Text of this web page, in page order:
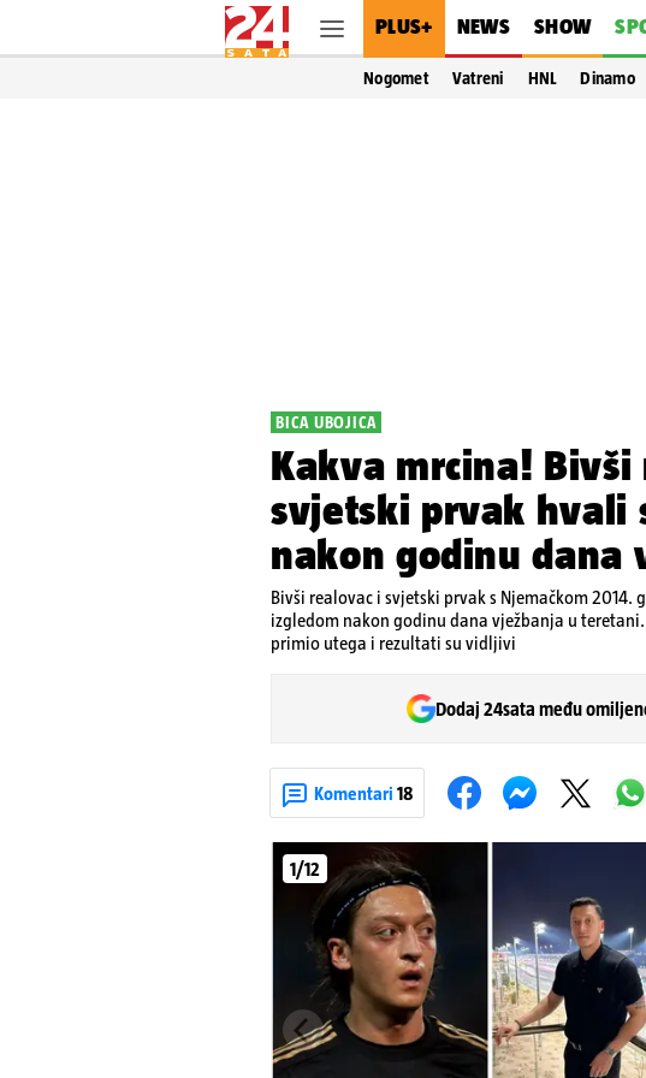
PLUS+ NEWS SHOW
Nogomet Vatreni HNL Dinamo
BICA UBOJICA
Kakva mrcina! Bivši
svjetski prvak hvali
nakon godinu dana
Bivši realovac i svjetski prvak s Njemačkom 2014.
izgledom nakon godinu dana vježbanja u
primio utega i rezultati su vidljivi
Dodaj 24sata među
Komentari 18
1/12